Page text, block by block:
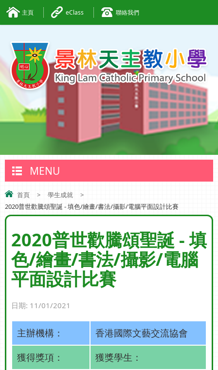
主頁 eClass 聯絡我們
MENU
首頁 > 學生成就
>
2020普世歡騰頌聖誕 - 填色/繪畫/書法/攝影/電腦平面設計比賽
2020普世歡騰頌聖誕 - 填
色/繪畫/書法/攝影/電腦
平面設計比賽
日期: 11/01/2021
主辦機構：
香港國際文藝交流協會
獲得獎項：
獲獎學生：